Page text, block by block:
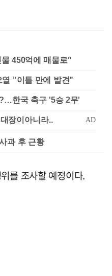
450억에 매물로"
열 "이틀 만에 발견"
한국 축구 '5승 2무'
과 후 근황
를 조사할 예정이다.